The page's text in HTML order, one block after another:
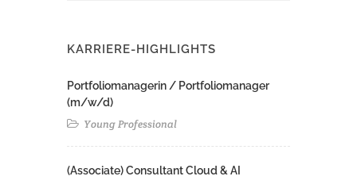
KARRIERE-HIGHLIGHTS
Portfoliomanagerin / Portfoliomanager
(m/w/d)
Young Professional
(Associate) Consultant Cloud & AI